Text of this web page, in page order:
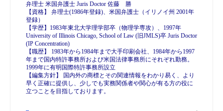
弁理士 米国弁護士 Juris Doctor 佐藤 勝
【資格】 弁理士(1986年登録)、米国弁護士（イリノイ州 2001年
登録）
【学歴】1983年東北大学理学部卒（物理学専攻）、1997年
University of Illinois Chicago, School of Law (旧JMLS)卒 Juris Doctor
(IP Concentration)
【職歴】 1983年から1984年まで大手印刷会社、1984年から1997
年まで国内特許事務所および米国法律事務所にそれぞれ勤務。
1999年に有明国際特許事務所設立
【編集方針】 国内外の商標とその関連情報をわかり易く、より
早く正確に提供し、少しでも実務関係者や関心が有る方の役に
立つことを目指しております。